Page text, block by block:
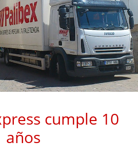
cumple 10
años